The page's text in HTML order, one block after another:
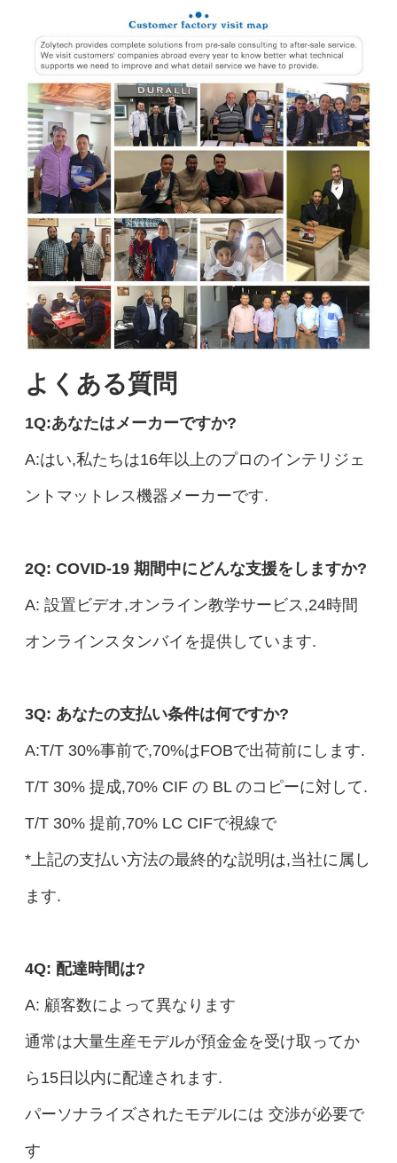
よくある質問
1Q:あなたはメーカーですか?
A:はい,私たちは16年以上のプロのインテリジェ
ントマットレス機器メーカーです.
2Q: COVID-19 期間中にどんな支援をしますか?
A: 設置ビデオ,オンライン教学サービス,24時間
オンラインスタンバイを提供しています.
3Q: あなたの支払い条件は何ですか?
A:T/T 30%事前で,70%はFOBで出荷前にします.
T/T 30% 提成,70% CIF の BL のコピーに対して.
T/T 30% 提前,70% LC CIFで視線で
*上記の支払い方法の最終的な説明は,当社に属し
ます.
4Q: 配達時間は?
A: 顧客数によって異なります
通常は大量生産モデルが預金金を受け取ってか
ら15日以内に配達されます.
パーソナライズされたモデルには 交渉が必要で
す